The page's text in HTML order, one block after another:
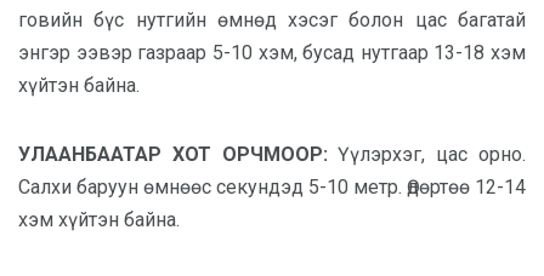
говийн бүс нутгийн өмнөд хэсэг болон цас багатай
энгэр ээвэр газраар 5-10 хэм, бусад нутгаар 13-18 хэм
хүйтэн байна.
УЛААНБААТАР ХОТ ОРЧМООР: Үүлэрхэг, цас орно.
Салхи баруун өмнөөс секундэд 5-10 метр. Өдөртөө 12-14
хэм хүйтэн байна.